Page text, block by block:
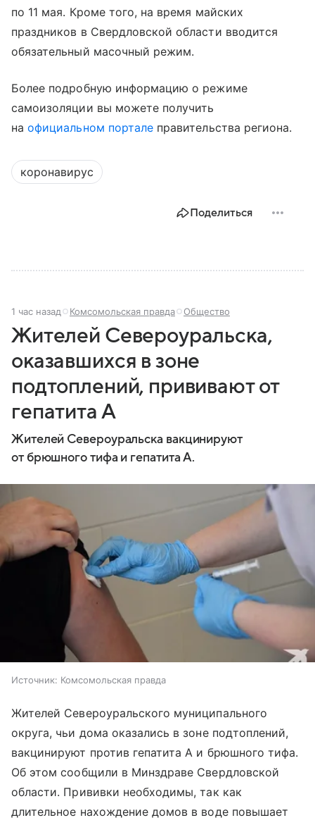
по 11 мая. Кроме того, на время майских
праздников в Свердловской области вводится
обязательный масочный режим.
Более подробную информацию о режиме
самоизоляции вы можете получить
наофициальном портале правительства региона.
коронавирус
Поделиться
1 час назад Комсомольская правда Общество
Жителей Североуральска,
оказавшихся в зоне
подтоплений, прививают от
гепатита А
Жителей Североуральска вакцинируют
от брюшного тифа и гепатита А.
Источник: Комсомольская правда
Жителей Североуральского муниципального
округа, чьи дома оказались в зоне подтоплений,
вакцинируют против гепатита А и брюшного тифа.
Об этом сообщили в Минздраве Свердловской
области. Прививки необходимы, так как
длительное нахождение домов в воде повышает